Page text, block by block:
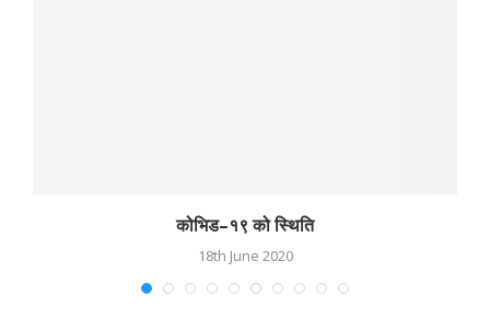
कोभिड–१९ को स्थिति
18th June 2020